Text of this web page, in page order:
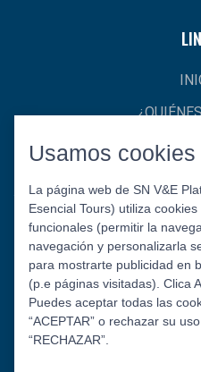
Política de Privacidad
© 2026
Usamos cookies
La página web de SN V&E
Esencial Tours) utiliza
funcionales (permitir la
navegación y personalizarla
para mostrarte publicidad en
(p.e páginas visitadas). Clica
Puedes aceptar todas las
“ACEPTAR” o rechazar su
“RECHAZAR”.